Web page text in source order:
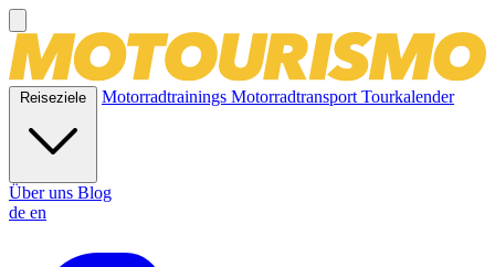
Reiseziele Motorradtrainings MotorradtransportTourkalender
Über uns Blog
de en